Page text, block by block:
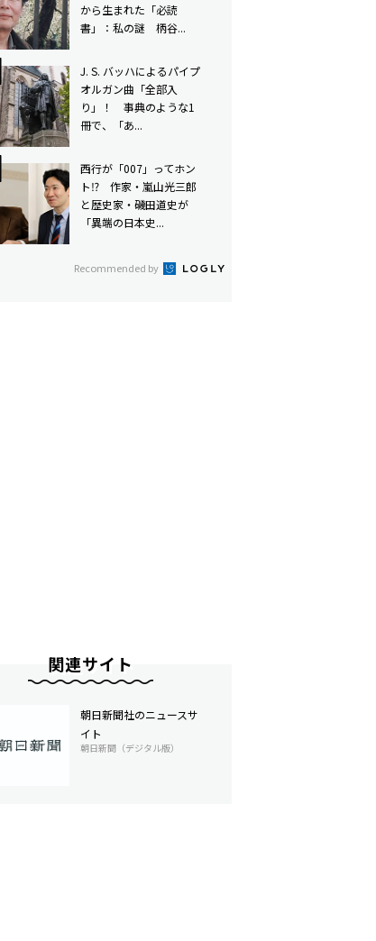
から生まれた「必読
書」：私の謎 柄谷...
J. S. バッハによるパイプ
オルガン曲「全部入
り」！ 事典のような1
冊で、「あ...
西行が「007」ってホン
ト⁉ 作家・嵐山光三郎
と歴史家・磯田道史が
「異端の日本史...
Recommended by
関連サイト
朝日新聞社のニュースサ
イト
朝日新聞（デジタル版）